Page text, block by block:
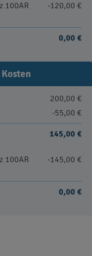
100AR
-120,00 €
0,00 €
200,00 €
-55,00 €
145,00 €
100AR
-145,00 €
0,00 €